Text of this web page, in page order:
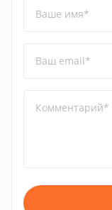
Ваше имя*
Ваш email*
Комментарий*